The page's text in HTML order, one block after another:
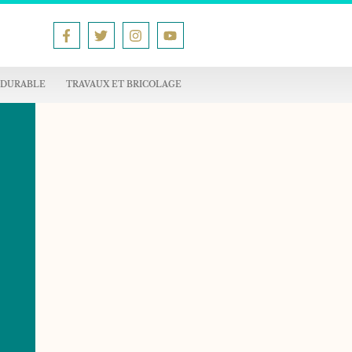
TRAVAUX ET BRICOLAGE